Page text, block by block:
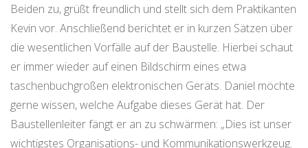
Beiden zu, grüßt freundlich und stellt sich dem Praktikanten
Kevin vor. Anschließend berichtet er in kurzen Sätzen über
die wesentlichen Vorfälle auf der Baustelle. Hierbei schaut
er immer wieder auf einen Bildschirm eines etwa
taschenbuchgroßen elektronischen Geräts. Daniel möchte
gerne wissen, welche Aufgabe dieses Gerät hat. Der
Baustellenleiter fängt er an zu schwärmen: „Dies ist unser
wichtigstes Organisations- und Kommunikationswerkzeug.